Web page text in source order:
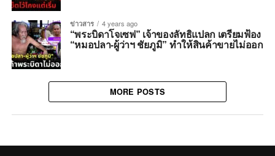
ข่าวสาร 4 years ago
“พระบิดาโจเซฟ” เจ้าของลัทธิแปลก เตรียมฟ้อง
“หมอปลา-ผู้ว่าฯ ชัยภูมิ” ทำให้สินค้าขายไม่ออก
MORE POSTS